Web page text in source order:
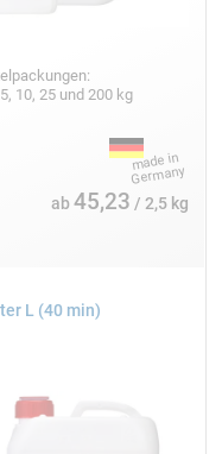
10, 25 und 200 kg
ab45,23 / 2,5 kg
L (40 min)